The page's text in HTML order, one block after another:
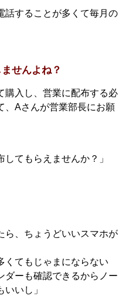
話することが多くて毎月の
せんよね？
購入し、営業に配布する必
、Aさんが営業部長にお願
してもらえませんか？」
ら、ちょうどいいスマホが
くてもじゃまにならない
ダーも確認できるからノー
いいし」